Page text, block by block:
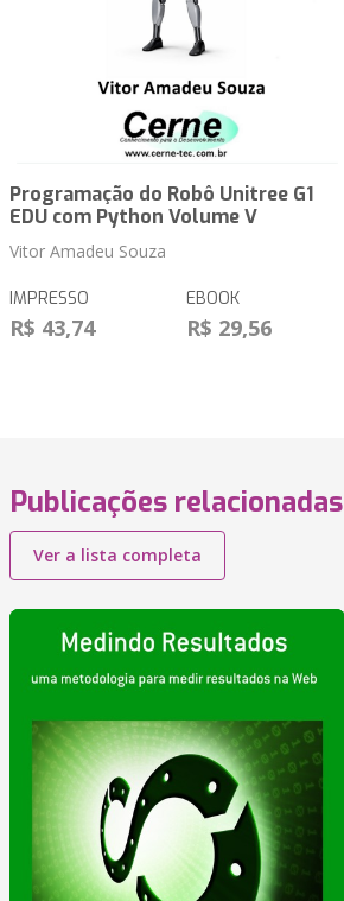
Programação do Robô Unitree G1
EDU com Python Volume V
Vitor Amadeu Souza
IMPRESSO
R$ 43,74
EBOOK
R$ 29,56
Publicações relacionadas
Ver a lista completa